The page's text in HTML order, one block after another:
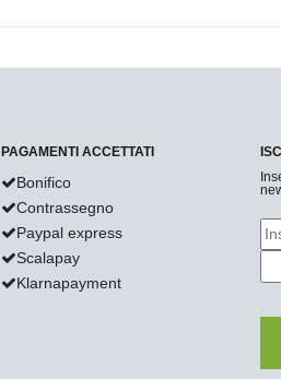
PAGAMENTI ACCETTATI
Bonifico
Contrassegno
Paypal express
Scalapay
Klarnapayment